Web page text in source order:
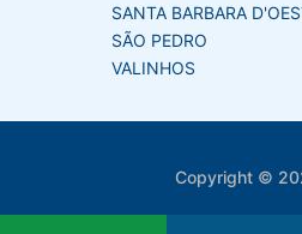
SANTA BARBARA
SÃO PEDRO
VALINHOS
Copyright ©